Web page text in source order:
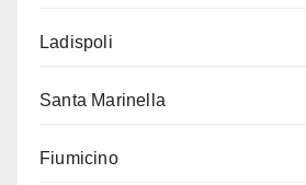
Ladispoli
Santa Marinella
Fiumicino